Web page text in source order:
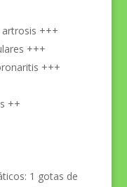
+++
+++
+++
++
1 gotas de